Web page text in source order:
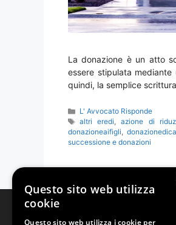
La donazione è un atto
essere stipulata
quindi, la semplice
Categorie
L' Avvocato Risponde
Tag
altri eredi,azione di
donazioneaifigli,
successione e donazioni
Studio Legale Tonzani
Questo sito web utilizza
cookie
Questo sito web utilizza i cookie per